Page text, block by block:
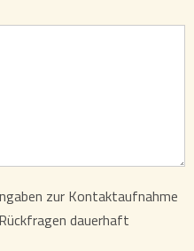
zur Kontaktaufnahme
dauerhaft